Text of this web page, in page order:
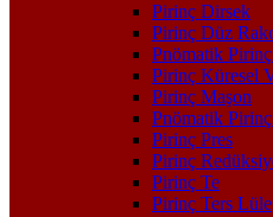
Pirinç Dirsek
Pirinç Düz
Pnömatik
Pirinç Küresel
Pirinç Maşon
Pnömatik
Pirinç Pres
Pirinç
Pirinç Te
Pirinç Ters Lüle